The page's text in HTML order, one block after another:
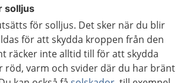
solljus
för solljus. Det sker när du blir
för att skydda kroppen från den
räcker inte alltid till för att skydda
röd, varm och svider där du har bränt